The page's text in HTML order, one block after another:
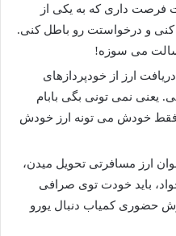
فرصت داری که به یکی از
و درخواستت رو باطل کنی.
سالت می سوزه!
ارز از خودپردازهای
یعنی نمی تونی بگی بابام
فقط خودش می تونه ارز خودش
ارز مسافرتی تحویل میدن،
باید خودت توی صرافی
حضوری کمیاب دنبال یورو